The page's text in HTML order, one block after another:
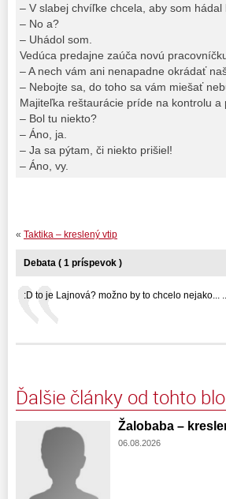
– V slabej chvíľke chcela, aby som hádal
– No a?
– Uhádol som.
Vedúca predajne zaúča novú
– A nech vám ani nenapadne okrádať
– Nebojte sa, do toho sa vám miešať
Majiteľka reštaurácie príde na kontrolu a
– Bol tu niekto?
– Áno, ja.
– Ja sa pýtam, či niekto prišiel!
– Áno, vy.
« Taktika – kreslený vtip
Debata ( 1 príspevok )
:D to je Lajnová? možno by to chcelo nejako... ...
Ďalšie články od tohto
Žalobaba –
06.08.2026